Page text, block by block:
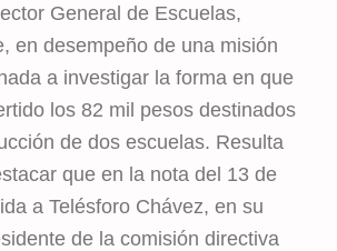
General de Escuelas,
en desempeño de una misión
a investigar la forma en que
los 82 mil pesos destinados
de dos escuelas. Resulta
que en la nota del 13 de
a Telésforo Chávez, en su
de la comisión directiva